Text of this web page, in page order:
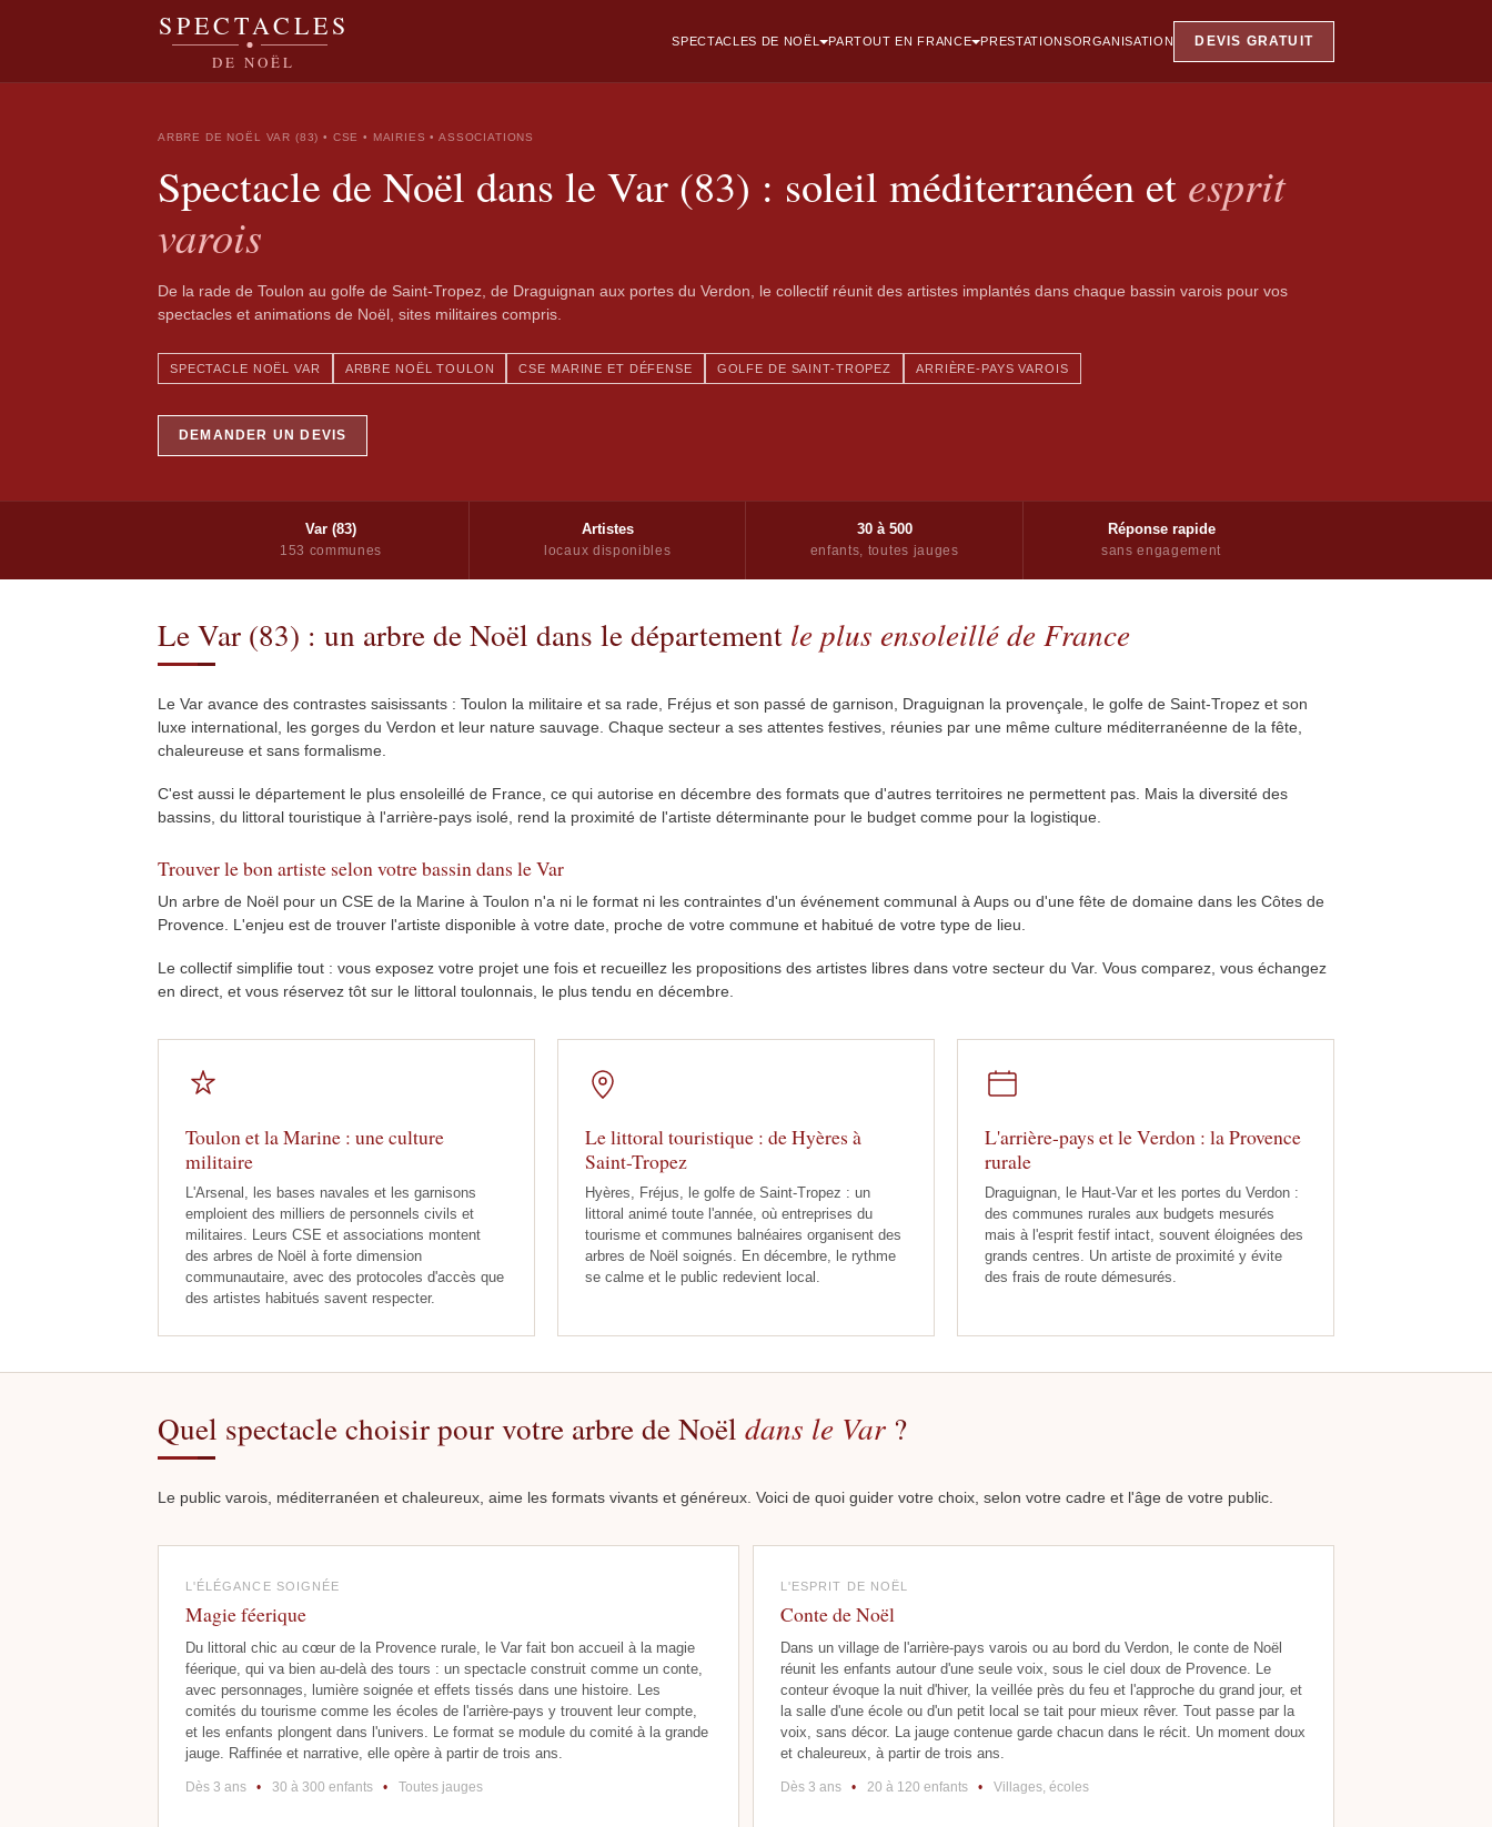
SPECTACLES
DE NOËL
SPECTACLES DE NOËL PARTOUT EN FRANCE PRESTATIONSORGANISATION DEVIS GRATUIT
ARBRE DE NOËL VAR (83) • CSE • MAIRIES • ASSOCIATIONS
Spectacle de Noël dans le Var (83) : soleil méditerranéen et esprit
varois
De la rade de Toulon au golfe de Saint-Tropez, de Draguignan aux portes du Verdon, le collectif réunit des artistes implantés dans chaque bassin varois pour vos
spectacles et animations de Noël, sites militaires compris.
SPECTACLE NOËL VAR ARBRE NOËL TOULON CSE MARINE ET DÉFENSE GOLFE DE SAINT-TROPEZ ARRIÈRE-PAYS VAROIS
DEMANDER UN DEVIS
Var (83)
153 communes
Artistes
locaux disponibles
30 à 500
enfants, toutes jauges
Réponse rapide
sans engagement
Le Var (83) : un arbre de Noël dans le département le plus ensoleillé de France
Le Var avance des contrastes saisissants : Toulon la militaire et sa rade, Fréjus et son passé de garnison, Draguignan la provençale, le golfe de Saint-Tropez et son
luxe international, les gorges du Verdon et leur nature sauvage. Chaque secteur a ses attentes festives, réunies par une même culture méditerranéenne de la fête,
chaleureuse et sans formalisme.
C'est aussi le département le plus ensoleillé de France, ce qui autorise en décembre des formats que d'autres territoires ne permettent pas. Mais la diversité des
bassins, du littoral touristique à l'arrière-pays isolé, rend la proximité de l'artiste déterminante pour le budget comme pour la logistique.
Trouver le bon artiste selon votre bassin dans le Var
Un arbre de Noël pour un CSE de la Marine à Toulon n'a ni le format ni les contraintes d'un événement communal à Aups ou d'une fête de domaine dans les Côtes de
Provence. L'enjeu est de trouver l'artiste disponible à votre date, proche de votre commune et habitué de votre type de lieu.
Le collectif simplifie tout : vous exposez votre projet une fois et recueillez les propositions des artistes libres dans votre secteur du Var. Vous comparez, vous échangez
en direct, et vous réservez tôt sur le littoral toulonnais, le plus tendu en décembre.
Toulon et la Marine : une culture
militaire
L'Arsenal, les bases navales et les garnisons
emploient des milliers de personnels civils et
militaires. Leurs CSE et associations montent
des arbres de Noël à forte dimension
communautaire, avec des protocoles d'accès que
des artistes habitués savent respecter.
Le littoral touristique : de Hyères à
Saint-Tropez
Hyères, Fréjus, le golfe de Saint-Tropez : un
littoral animé toute l'année, où entreprises du
tourisme et communes balnéaires organisent des
arbres de Noël soignés. En décembre, le rythme
se calme et le public redevient local.
L'arrière-pays et le Verdon : la Provence
rurale
Draguignan, le Haut-Var et les portes du Verdon :
des communes rurales aux budgets mesurés
mais à l'esprit festif intact, souvent éloignées des
grands centres. Un artiste de proximité y évite
des frais de route démesurés.
Quel spectacle choisir pour votre arbre de Noël dans le Var?
Le public varois, méditerranéen et chaleureux, aime les formats vivants et généreux. Voici de quoi guider votre choix, selon votre cadre et l'âge de votre public.
L'ÉLÉGANCE SOIGNÉE
Magie féerique
Du littoral chic au cœur de la Provence rurale, le Var fait bon accueil à la magie
féerique, qui va bien au-delà des tours : un spectacle construit comme un conte,
avec personnages, lumière soignée et effets tissés dans une histoire. Les
comités du tourisme comme les écoles de l'arrière-pays y trouvent leur compte,
et les enfants plongent dans l'univers. Le format se module du comité à la grande
jauge. Raffinée et narrative, elle opère à partir de trois ans.
Dès 3 ans • 30 à 300 enfants • Toutes jauges
L'ESPRIT DE NOËL
Conte de Noël
Dans un village de l'arrière-pays varois ou au bord du Verdon, le conte de Noël
réunit les enfants autour d'une seule voix, sous le ciel doux de Provence. Le
conteur évoque la nuit d'hiver, la veillée près du feu et l'approche du grand jour, et
la salle d'une école ou d'un petit local se tait pour mieux rêver. Tout passe par la
voix, sans décor. La jauge contenue garde chacun dans le récit. Un moment doux
et chaleureux, à partir de trois ans.
Dès 3 ans • 20 à 120 enfants • Villages, écoles